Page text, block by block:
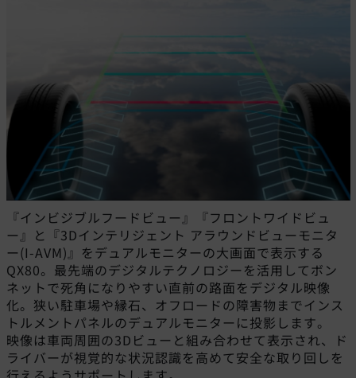
『インビジブルフードビュー』『フロントワイドビュ
ー』と『3Dインテリジェント アラウンドビューモニタ
ー(I-AVM)』をデュアルモニターの大画面で表示する
QX80。最先端のデジタルテクノロジーを活用してボン
ネットで死角になりやすい直前の路面をデジタル映像
化。狭い駐車場や縁石、オフロードの障害物までインス
トルメントパネルのデュアルモニターに投影します。
映像は車両周囲の3Dビューと組み合わせて表示され、ド
ライバーが視覚的な状況認識を高めて安全な取り回しを